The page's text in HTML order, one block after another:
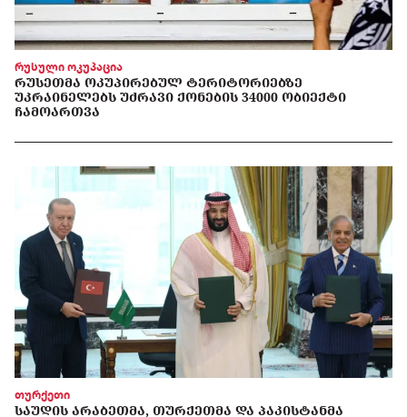
რუსული ოკუპაცია
ᲠᲣᲡᲔᲗᲛᲐ ᲝᲙᲣᲞᲘᲠᲔᲑᲣᲚ ᲢᲔᲠᲘᲢᲝᲠᲘᲔᲑᲖᲔ
ᲣᲙᲠᲐᲘᲜᲔᲚᲔᲑᲡ ᲣᲫᲠᲐᲕᲘ ᲥᲝᲜᲔᲑᲘᲡ 34000 ᲝᲑᲘᲔᲥᲢᲘ
ᲩᲐᲛᲝᲐᲠᲗᲕᲐ
თურქეთი
ᲡᲐᲣᲓᲘᲡ ᲐᲠᲐᲑᲔᲗᲛᲐ, ᲗᲣᲠᲥᲔᲗᲛᲐ ᲓᲐ ᲞᲐᲙᲘᲡᲢᲐᲜᲛᲐ